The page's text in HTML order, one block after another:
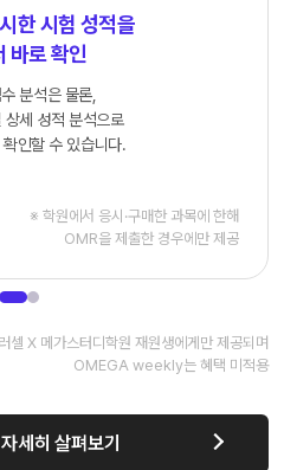
한 시험 성적을
바로 확인
분석은 물론,
상세 성적 분석으로
인할 수 있습니다.
※ 학원에서 응시·구매한 과목에 한해
OMR을 제출한 경우에만 제공
셀 X 메가스터디학원 재원생에게만 제공되며
OMEGA weekly는 혜택 미적용
세히 살펴보기